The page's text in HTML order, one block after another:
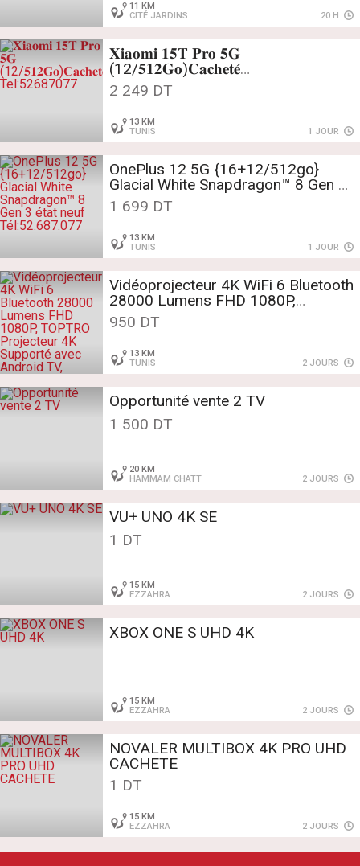
11 KM
CITÉ JARDINS
20 H
𝐗𝐢𝐚𝐨𝐦𝐢 𝟏𝟓𝐓 𝐏𝐫𝐨 𝟓𝐆
(12/𝟓𝟏𝟐𝐆𝐨)𝐂𝐚𝐜𝐡𝐞𝐭𝐞́
Tel:52687077
2 249 DT
13 KM
TUNIS
1 JOUR
OnePlus 12 5G {16+12/512go}
Glacial White Snapdragon™ 8 Gen 3
état neuf
Tél:52.687.077
1 699 DT
13 KM
TUNIS
1 JOUR
Vidéoprojecteur 4K WiFi 6 Bluetooth
28000 Lumens FHD 1080P,
TOPTRO Projecteur 4K Supporté
avec Android TV, RétroProjecteur
Sellé, Keys: video projecteur ,
projecteur , retroprojecteur , retro ,
vidéoprojecteur , vidéo projecteur ,
videoprojecteur
950 DT
13 KM
TUNIS
2 JOURS
Opportunité vente 2 TV
1 500 DT
20 KM
HAMMAM CHATT
2 JOURS
VU+ UNO 4K SE
1 DT
15 KM
EZZAHRA
2 JOURS
XBOX ONE S UHD 4K
15 KM
EZZAHRA
2 JOURS
NOVALER MULTIBOX 4K PRO UHD
CACHETE
1 DT
15 KM
EZZAHRA
2 JOURS